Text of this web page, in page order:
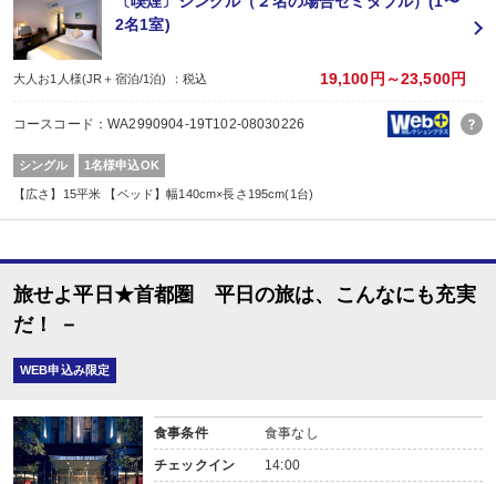
2名1室)
大人お1人様(JR＋宿泊/1泊) ：税込 19,100円～23,500円
コースコード：WA2990904-19T102-08030226
シングル 1名様申込OK
【広さ】15平米 【ベッド】幅140cm×長さ195cm(1台)
旅せよ平日★首都圏 平日の旅は、こんなにも充実
だ！ －
WEB申込み限定
食事条件 食事なし
チェックイン 14:00